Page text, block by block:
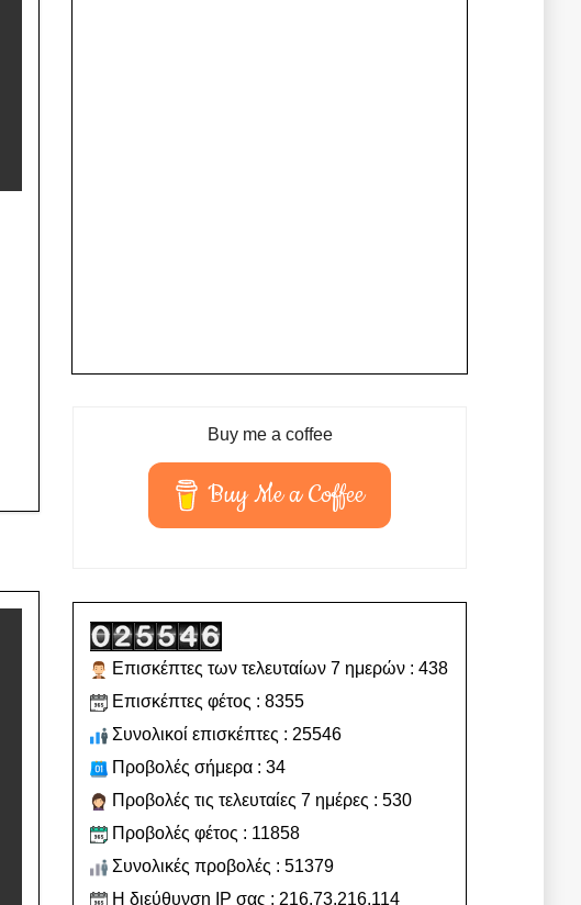
Buy me a coffee
Buy Me a Coffee
Επισκέπτες των τελευταίων 7 ημερών : 438
Επισκέπτες φέτος : 8355
Συνολικοί επισκέπτες : 25546
Προβολές σήμερα : 34
Προβολές τις τελευταίες 7 ημέρες : 530
Προβολές φέτος : 11858
Συνολικές προβολές : 51379
Η διεύθυνση IP σας : 216.73.216.114